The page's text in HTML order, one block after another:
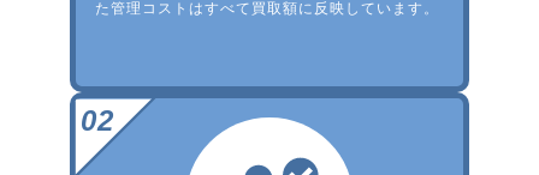
た管理コストはすべて買取額に反映しています。